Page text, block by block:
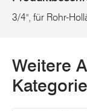
3/4", für Rohr-
Weitere
Kategorie